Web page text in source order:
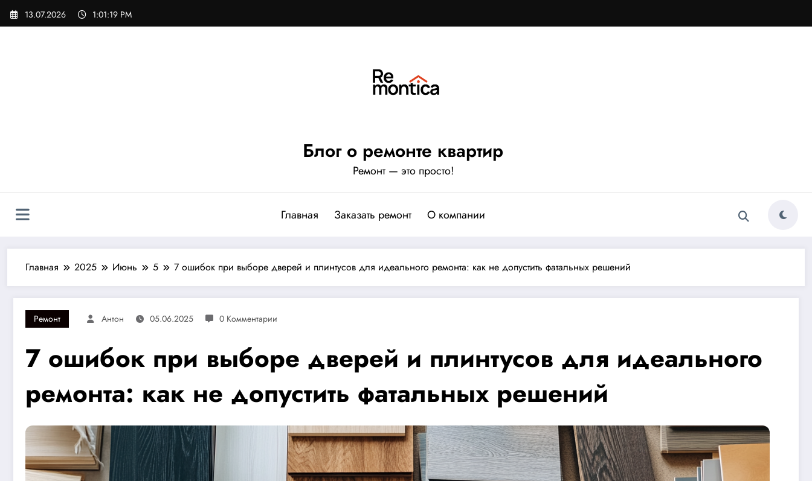
Перейти
13.07.2026 1:01:20 PM
Блог о ремонте квартир
Ремонт — это просто!
Главная Заказать ремонт О компании
Главная 2025 Июнь 5 7 ошибок при выборе дверей и плинтусов для идеального ремонта: как не допустить фатальных решений
Ремонт Антон 05.06.2025 0 Комментарии
7 ошибок при выборе дверей и плинтусов для идеального
ремонта: как не допустить фатальных решений